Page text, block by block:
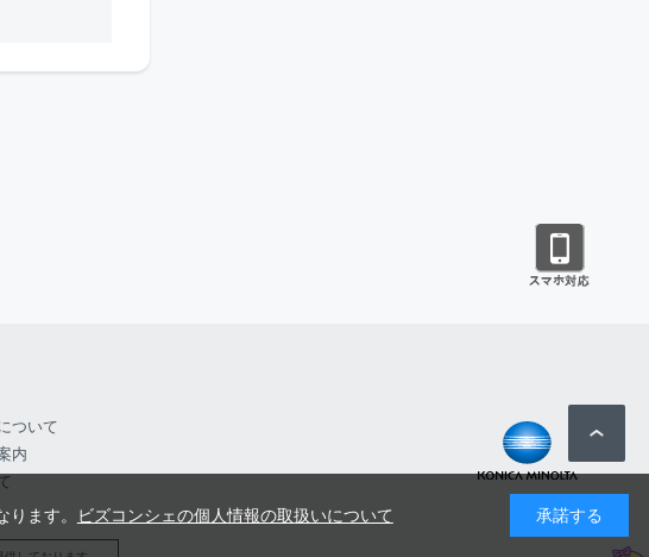
ついて
内
ます。 ビズコンシェの個人情報の取扱いについて 承諾する